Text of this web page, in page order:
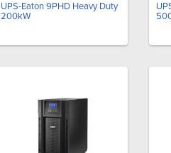
UPS-Eaton 9PHD Heavy Duty
200kW